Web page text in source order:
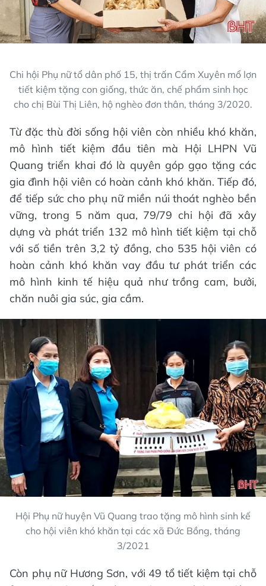
Chi hội Phụ nữ tổ dân phố 15, thị trấn Cẩm Xuyên mổ lợn
tiết kiệm tặng con giống, thức ăn, chế phẩm sinh học
cho chị Bùi Thị Liên, hộ nghèo đơn thân, tháng 3/2020.
Từ đặc thù đời sống hội viên còn nhiều khó khăn,
mô hình tiết kiệm đầu tiên mà Hội LHPN Vũ
Quang triển khai đó là quyên góp gạo tặng các
gia đình hội viên có hoàn cảnh khó khăn. Tiếp đó,
để tiếp sức cho phụ nữ miền núi thoát nghèo bền
vững, trong 5 năm qua, 79/79 chi hội đã xây
dựng và phát triển 132 mô hình tiết kiệm tại chỗ
với số tiền trên 3,2 tỷ đồng, cho 535 hội viên có
hoàn cảnh khó khăn vay đầu tư phát triển các
mô hình kinh tế hiệu quả như trồng cam, bưởi,
chăn nuôi gia súc, gia cầm.
Hội Phụ nữ huyện Vũ Quang trao tặng mô hình sinh kế
cho hội viên khó khăn tại các xã Đức Bồng, tháng
3/2021
Còn phụ nữ Hương Sơn, với 49 tổ tiết kiệm tại chỗ